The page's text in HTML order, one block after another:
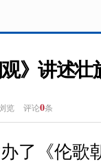
》讲述壮
览 评论0条
了《伦歌